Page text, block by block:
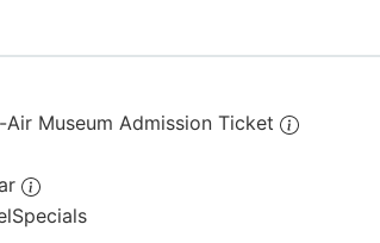
Museum Admission Ticket